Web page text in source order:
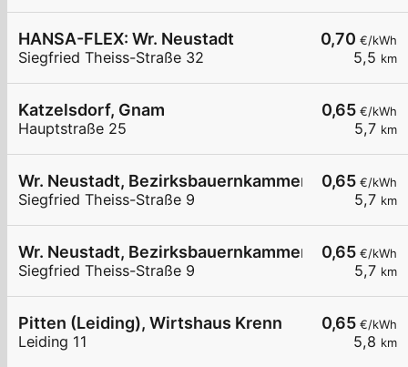
0,70 €/kWh
5,5 km
HANSA-FLEX: Wr. Neustadt
Siegfried Theiss-Straße 32
0,65 €/kWh
5,7 km
Katzelsdorf, Gnam
Hauptstraße 25
0,65 €/kWh
5,7 km
Wr. Neustadt, Bezirksbauernkammer
Siegfried Theiss-Straße 9
0,65 €/kWh
5,7 km
Wr. Neustadt, Bezirksbauernkammer
Siegfried Theiss-Straße 9
0,65 €/kWh
5,8 km
Pitten (Leiding), Wirtshaus Krenn
Leiding 11